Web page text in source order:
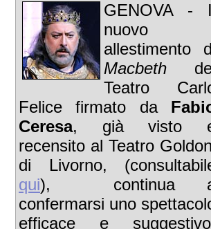
GENOVA -
nuovo
allestimento
Macbeth
Teatro
Felice firmato da
Ceresa, già visto
recensito al Teatro
di Livorno,
qui), continua
confermarsi uno
efficace e